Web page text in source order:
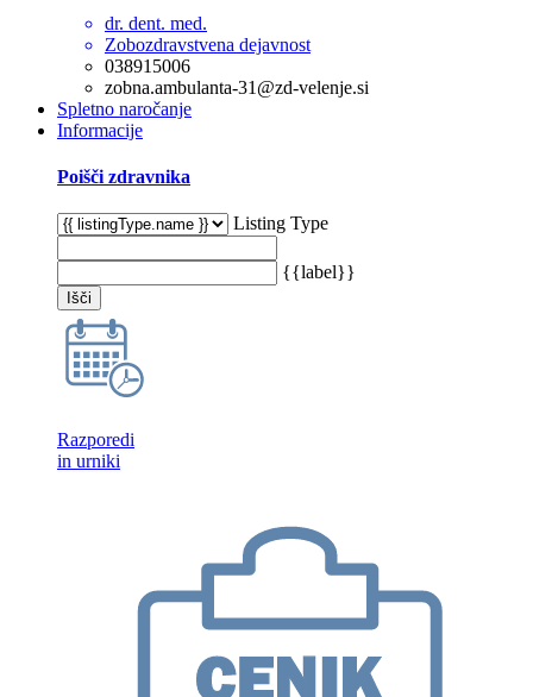
dr. dent. med.
Zobozdravstvena dejavnost
038915006
zobna.ambulanta-31@zd-velenje.si
Spletno naročanje
Informacije
Poišči zdravnika
Listing Type
{{label}}
Išči
Razporedi
in urniki